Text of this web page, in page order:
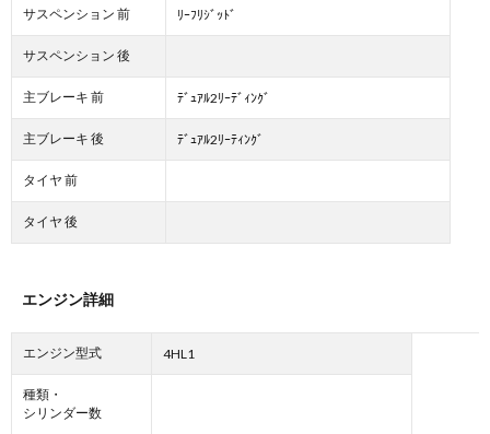
サスペンション 前 ﾘｰﾌﾘｼﾞｯﾄﾞ
サスペンション 後
主ブレーキ 前 ﾃﾞｭｱﾙ2ﾘｰﾃﾞｨﾝｸﾞ
主ブレーキ 後 ﾃﾞｭｱﾙ2ﾘｰﾃｨﾝｸﾞ
タイヤ 前
タイヤ 後
エンジン詳細
エンジン型式 4HL1
種類・
シリンダー数